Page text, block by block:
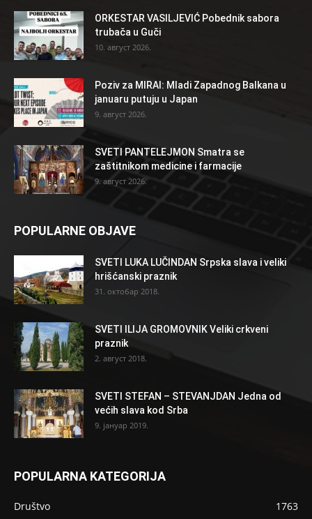
ORKESTAR VASILJEVIĆ Pobednik sabora
trubača u Guči
10. август 2026.
Poziv za MIRAI: Mladi Zapadnog Balkana u
januaru putuju u Japan
9. август 2026.
SVETI PANTELEJMON Smatra se
zaštitnikom medicine i farmacije
9. август 2026.
POPULARNE OBJAVE
SVETI LUKA LUČINDAN Srpska slava i veliki
hrišćanski praznik
31. октобар 2018.
SVETI ILIJA GROMOVNIK Veliki crkveni
praznik
2. август 2018.
SVETI STEFAN – STEVANJDAN Jedna od
većih slava kod Srba
9. јануар 2019.
POPULARNA KATEGORIJA
Društvo
1763